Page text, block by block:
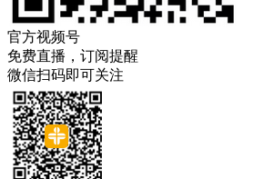
官方视频号
免费直播，订阅提醒
微信扫码即可关注